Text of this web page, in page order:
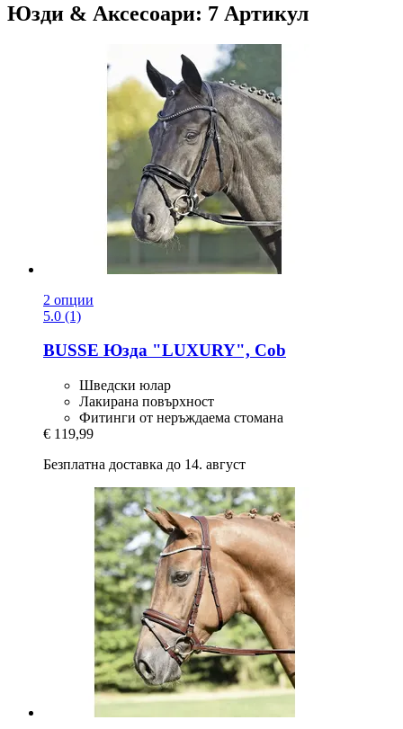
Юзди & Аксесоари: 7 Артикул
2 опции
5.0 (1)
BUSSE Юзда "LUXURY", Cob
Шведски юлар
Лакирана повърхност
Фитинги от неръждаема стомана
€ 119,99
Безплатна доставка до 14. август